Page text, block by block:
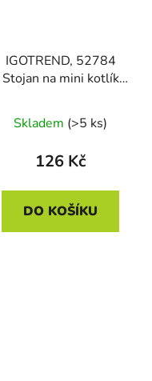
IGOTREND, 52784
Stojan na mini kotlík
Skladem (>5 ks)
126 Kč
DO KOŠÍKU